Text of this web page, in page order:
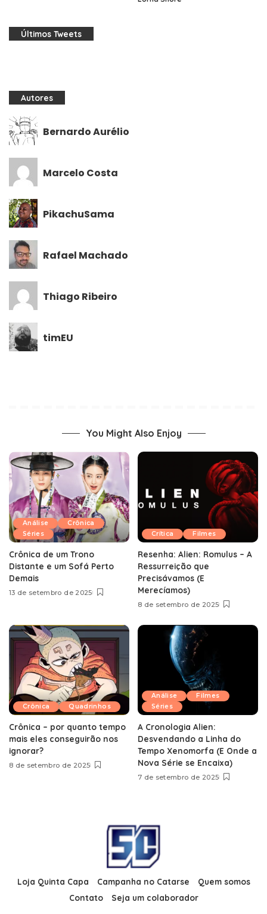
Últimos Tweets
Autores
Bernardo Aurélio
Marcelo Costa
PikachuSama
Rafael Machado
Thiago Ribeiro
timEU
You Might Also Enjoy
Análise
Crônica
Séries
Crônica de um Trono
Distante e um Sofá Perto
Demais
13 de setembro de 2025
Crítica Filmes
Resenha: Alien: Romulus – A
Ressurreição que
Precisávamos (E
Merecíamos)
8 de setembro de 2025
Crônica Quadrinhos
Crônica – por quanto tempo
mais eles conseguirão nos
ignorar?
8 de setembro de 2025
Análise
Filmes
Séries
A Cronologia Alien:
Desvendando a Linha do
Tempo Xenomorfa (E Onde a
Nova Série se Encaixa)
7 de setembro de 2025
Loja Quinta Capa Campanha no Catarse
Quem somos
Contato
Seja um colaborador